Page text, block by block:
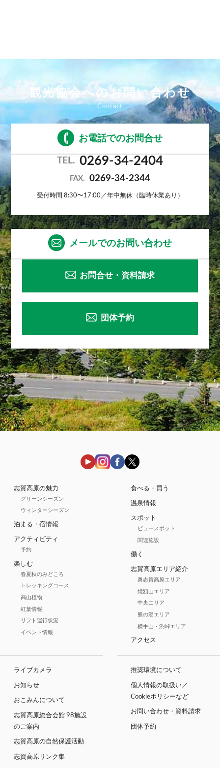
観光協会へのお問い合わせ
お電話でのお問合せ
TEL. 0269-34-2404
FAX. 0269-34-2344
受付時間 8:30〜17:00／年中無休（臨時休業あり）
メールでのお問い合わせ
お問合せ・資料請求
団体予約
志賀高原の魅力
グリーンシーズン
ウィンターシーズン
泊まる・宿情報
アクティビティ
予約
楽しむ
春夏秋のみどころ
トレッキングコース
高山植物
紅葉情報
リフト運行状況
イベント情報
食べる・買う
温泉情報
スポット
ビュースポット
関連施設
働く
志賀高原エリア紹介
奥志賀高原エリア
焼額山エリア
中央エリア
熊の湯エリア
横手山・渋峠エリア
アクセス
ライブカメラ
お知らせ
おこみんについて
志賀高原総合会館 98施設
のご案内
志賀高原の自然保護活動
志賀高原リンク集
推奨環境について
個人情報の取扱い／
Cookieポリシーなど
お問い合わせ・資料請求
団体予約